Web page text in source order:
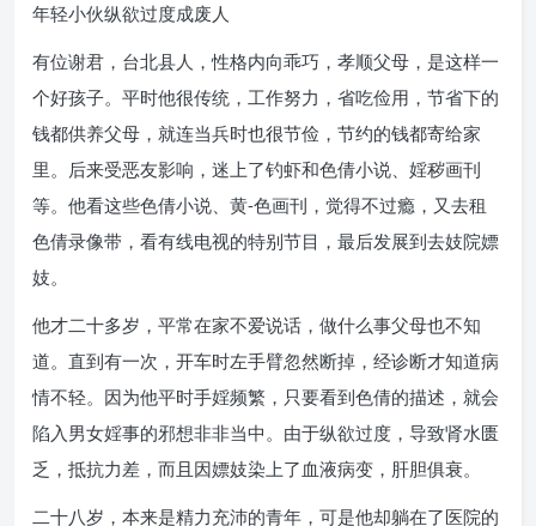
年轻小伙纵欲过度成废人
有位谢君，台北县人，性格内向乖巧，孝顺父母，是这样一
个好孩子。平时他很传统，工作努力，省吃俭用，节省下的
钱都供养父母，就连当兵时也很节俭，节约的钱都寄给家
里。后来受恶友影响，迷上了钓虾和色倩小说、婬秽画刊
等。他看这些色倩小说、黄-色画刊，觉得不过瘾，又去租
色倩录像带，看有线电视的特别节目，最后发展到去妓院嫖
妓。
他才二十多岁，平常在家不爱说话，做什么事父母也不知
道。直到有一次，开车时左手臂忽然断掉，经诊断才知道病
情不轻。因为他平时手婬频繁，只要看到色倩的描述，就会
陷入男女婬事的邪想非非当中。由于纵欲过度，导致肾水匮
乏，抵抗力差，而且因嫖妓染上了血液病变，肝胆俱衰。
二十八岁，本来是精力充沛的青年，可是他却躺在了医院的